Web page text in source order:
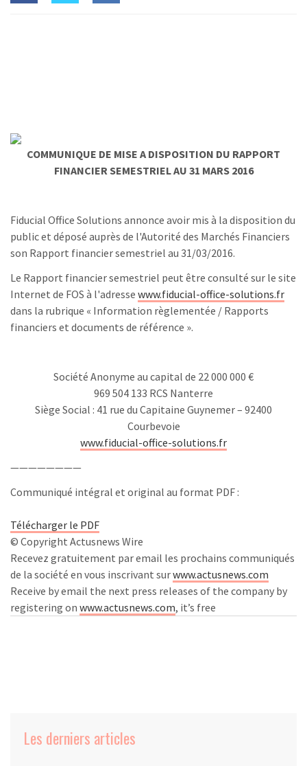
COMMUNIQUE DE MISE A DISPOSITION DU RAPPORT
FINANCIER SEMESTRIEL AU 31 MARS 2016
Fiducial Office Solutions annonce avoir mis à la disposition du
public et déposé auprès de l'Autorité des Marchés Financiers
son Rapport financier semestriel au 31/03/2016.
Le Rapport financier semestriel peut être consulté sur le site
Internet de FOS à l'adresse www.fiducial-office-solutions.fr
dans la rubrique « Information règlementée / Rapports
financiers et documents de référence ».
Société Anonyme au capital de 22 000 000 €
969 504 133 RCS Nanterre
Siège Social : 41 rue du Capitaine Guynemer – 92400
Courbevoie
www.fiducial-office-solutions.fr
————————
Communiqué intégral et original au format PDF :
Télécharger le PDF
© Copyright Actusnews Wire
Recevez gratuitement par email les prochains communiqués
de la société en vous inscrivant surwww.actusnews.com
Receive by email the next press releases of the company by
registering on www.actusnews.com, it’s free
Les derniers articles